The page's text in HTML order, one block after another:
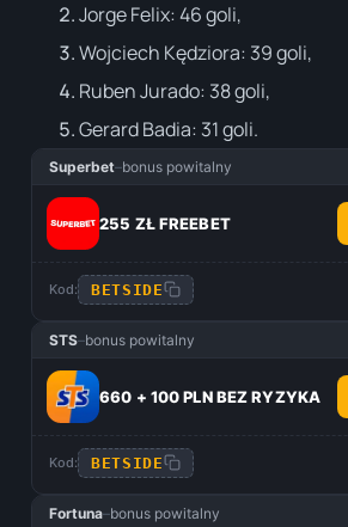
Jorge Felix: 46 goli,
Wojciech Kędziora: 39 goli,
Ruben Jurado: 38 goli,
Gerard Badia: 31 goli.
Superbet–bonus powitalny
255 ZŁ FREEBET
Kod: BETSIDE
STS–bonus powitalny
660 + 100 PLN BEZ RYZYKA
Kod: BETSIDE
Fortuna–bonus powitalny